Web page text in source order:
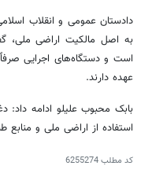
دادستان عمومی و انقلاب
به اصل مالکیت اراضی ملی،
است و دستگاه‌های اجرایی
عهده دارند.
بابک محبوب علیلو ادامه
استفاده از اراضی ملی و
کد مطلب6255274